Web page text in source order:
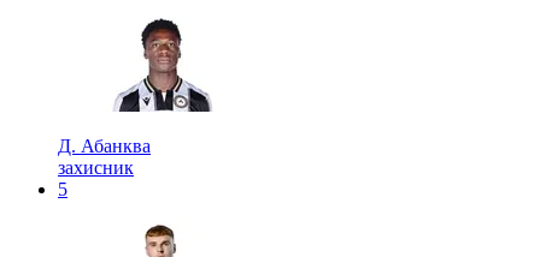
Д. Абанква
захисник
5